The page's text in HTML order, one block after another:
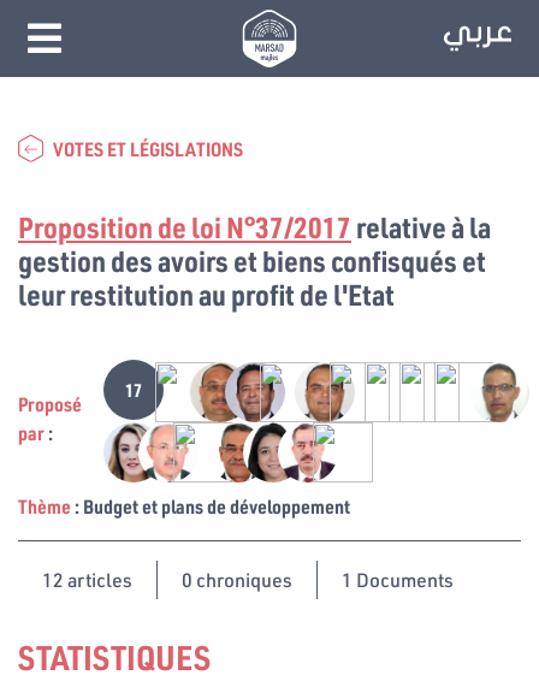
VOTES ET LÉGISLATIONS
STATISTIQUES
Proposition de loi N°37/2017 relative à la
gestion des avoirs et biens confisqués et
leur restitution au profit de l'Etat
Proposé
par:
17
Thème: Budget et plans de développement
12articles 0 chroniques 1 Documents